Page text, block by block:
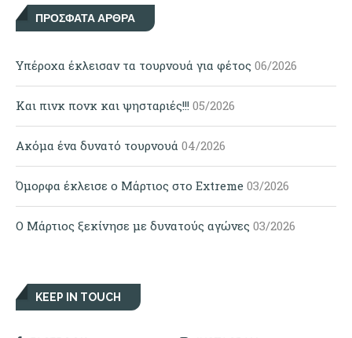
ΠΡΌΣΦΑΤΑ ΆΡΘΡΑ
Υπέροχα έκλεισαν τα τουρνουά για φέτος 06/2026
Και πινκ πονκ και ψησταριές!!! 05/2026
Ακόμα ένα δυνατό τουρνουά 04/2026
Όμορφα έκλεισε ο Μάρτιος στο Extreme 03/2026
Ο Μάρτιος ξεκίνησε με δυνατούς αγώνες 03/2026
KEEP IN TOUCH